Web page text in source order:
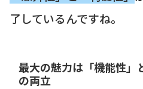
了しているんですね。
最大の魅力は「機能性」
の両立